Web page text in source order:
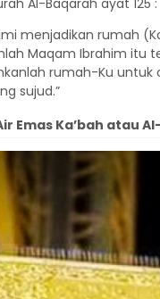
Al-Baqarah ayat 125 :
menjadikan rumah
Maqam Ibrahim itu
rumah-Ku
sujud.”
Emas Ka’bah atau